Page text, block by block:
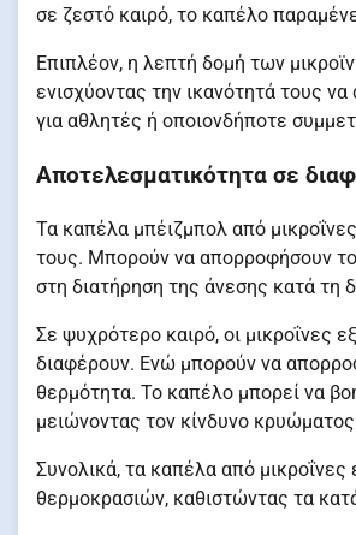
σε ζεστό καιρό, το καπέλο
Επιπλέον, η λεπτή δομή των
ενισχύοντας την ικανότητά τους
για αθλητές ή οποιονδήποτε
Αποτελεσματικότητα σε
Τα καπέλα μπέιζμπολ από
τους. Μπορούν να απορροφήσουν
στη διατήρηση της άνεσης κατά τη
Σε ψυχρότερο καιρό, οι μικροΐνες
διαφέρουν. Ενώ μπορούν να
θερμότητα. Το καπέλο μπορεί να
μειώνοντας τον κίνδυνο
Συνολικά, τα καπέλα από μικροΐνες
θερμοκρασιών, καθιστώντας τα